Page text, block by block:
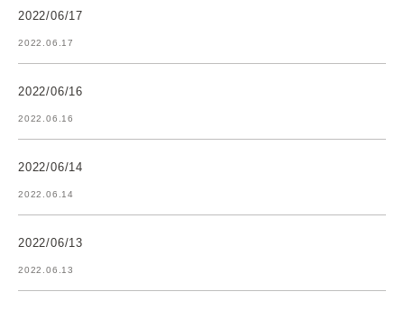
2022/06/17
2022.06.17
2022/06/16
2022.06.16
2022/06/14
2022.06.14
2022/06/13
2022.06.13